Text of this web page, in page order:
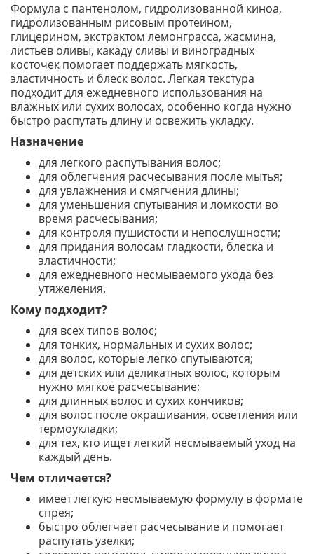
Формула с пантенолом, гидролизованной киноа,
гидролизованным рисовым протеином,
глицерином, экстрактом лемонграсса, жасмина,
листьев оливы, какаду сливы и виноградных
косточек помогает поддержать мягкость,
эластичность и блеск волос. Легкая текстура
подходит для ежедневного использования на
влажных или сухих волосах, особенно когда нужно
быстро распутать длину и освежить укладку.
Назначение
для легкого распутывания волос;
для облегчения расчесывания после мытья;
для увлажнения и смягчения длины;
для уменьшения спутывания и ломкости во
время расчесывания;
для контроля пушистости и непослушности;
для придания волосам гладкости, блеска и
эластичности;
для ежедневного несмываемого ухода без
утяжеления.
Кому подходит?
для всех типов волос;
для тонких, нормальных и сухих волос;
для волос, которые легко спутываются;
для детских или деликатных волос, которым
нужно мягкое расчесывание;
для длинных волос и сухих кончиков;
для волос после окрашивания, осветления или
термоукладки;
для тех, кто ищет легкий несмываемый уход на
каждый день.
Чем отличается?
имеет легкую несмываемую формулу в формате
спрея;
быстро облегчает расчесывание и помогает
распутать узелки;